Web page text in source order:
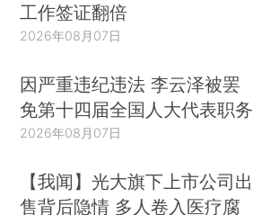
工作签证翻倍
2026年08月07日
因严重违纪违法 李云泽被罢
免第十四届全国人大代表职务
2026年08月07日
【我闻】光大旗下上市公司出
售背后隐情 多人卷入医疗腐